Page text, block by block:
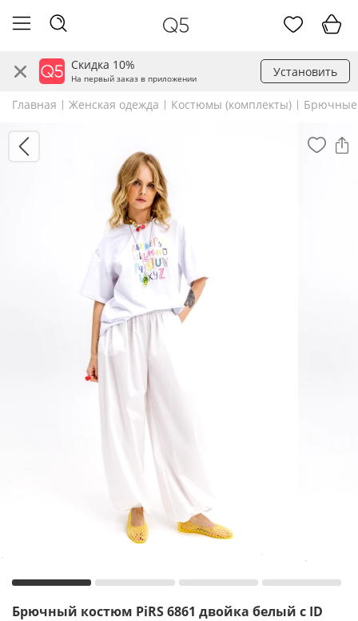
Скидка 10%
На первый заказ в приложении Установить
Главная Женская одежда Костюмы (комплекты)
Брючный костюм PiRS 6861 двойка белый с ID